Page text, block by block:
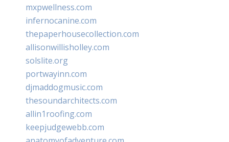
mxpwellness.com
infernocanine.com
thepaperhousecollection.com
allisonwillisholley.com
solslite.org
portwayinn.com
djmaddogmusic.com
thesoundarchitects.com
allin1roofing.com
keepjudgewebb.com